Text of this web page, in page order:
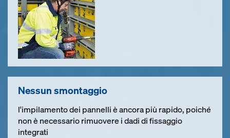
Nessun smontaggio
l'impilamento dei pannelli è ancora più rapido, poiché
non è necessario rimuovere i dadi di fissaggio
integrati